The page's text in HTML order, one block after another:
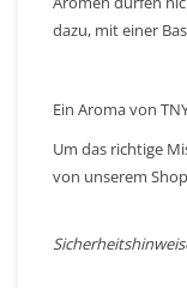
dazu, mit einer
Ein Aroma von
Um das richtige
von unserem